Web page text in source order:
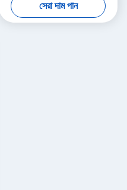
ক্যাবল
সেরা দাম পান